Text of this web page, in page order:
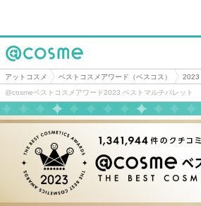
@cosme
アットコスメ ベストコスメアワード（ベスコス） 2023
@cosmeベストコスメアワード2023 ベストマルチパレット